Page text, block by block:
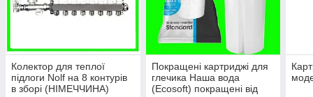
Колектор для теплої
підлоги Nolf на 8 контурів
в зборі (НІМЕЧЧИНА)
Покращені картриджі для
глечика Наша вода
(Ecosoft) покращені від